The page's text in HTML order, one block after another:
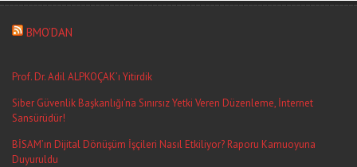
BMO’DAN
Prof. Dr. Adil ALPKOÇAK’ı Yitirdik
Siber Güvenlik Başkanlığı’na Sınırsız Yetki Veren Düzenleme, İnternet
Sansürüdür!
BİSAM’ın Dijital Dönüşüm İşçileri Nasıl Etkiliyor? Raporu Kamuoyuna
Duyuruldu